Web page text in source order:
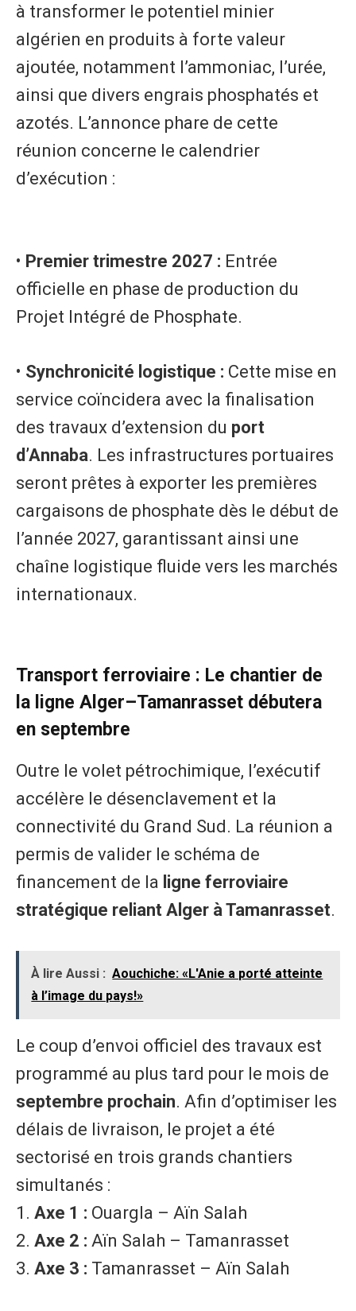
à transformer le potentiel minier
algérien en produits à forte valeur
ajoutée, notamment l’ammoniac, l’urée,
ainsi que divers engrais phosphatés et
azotés. L’annonce phare de cette
réunion concerne le calendrier
d’exécution :
• ​ Premier trimestre 2027 : Entrée
officielle en phase de production du
Projet Intégré de Phosphate.
• ​ Synchronicité logistique : Cette mise en
service coïncidera avec la finalisation
des travaux d’extension du port
d’Annaba. Les infrastructures portuaires
seront prêtes à exporter les premières
cargaisons de phosphate dès le début de
l’année 2027, garantissant ainsi une
chaîne logistique fluide vers les marchés
internationaux.
​Transport ferroviaire : Le chantier de
la ligne Alger–Tamanrasset débutera
en septembre
Outre le volet pétrochimique, l’exécutif
accélère le désenclavement et la
connectivité du Grand Sud. La réunion a
permis de valider le schéma de
financement de la ligne ferroviaire
stratégique reliant Alger à Tamanrasset.
À lire Aussi : Aouchiche: «L'Anie a porté atteinte
à l’image du pays!»
Le coup d’envoi officiel des travaux est
programmé au plus tard pour le mois de
septembre prochain. Afin d’optimiser les
délais de livraison, le projet a été
sectorisé en trois grands chantiers
simultanés :
1. ​ Axe 1 : Ouargla – Aïn Salah
2. ​ Axe 2 : Aïn Salah – Tamanrasset
3. ​ Axe 3 : Tamanrasset – Aïn Salah